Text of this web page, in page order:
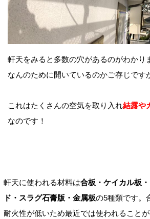
軒天をみると多数の穴があるのがわかり
なんのために開いているのかご存じです
これはたくさんの空気を取り入れ結露や
なのです！
軒天に使われる材料は合板・ケイカル板
ド・スラグ石膏版・金属板の5種類です。
耐火性が低いため最近では使われること